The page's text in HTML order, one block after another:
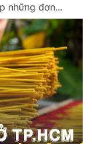
những đơn...